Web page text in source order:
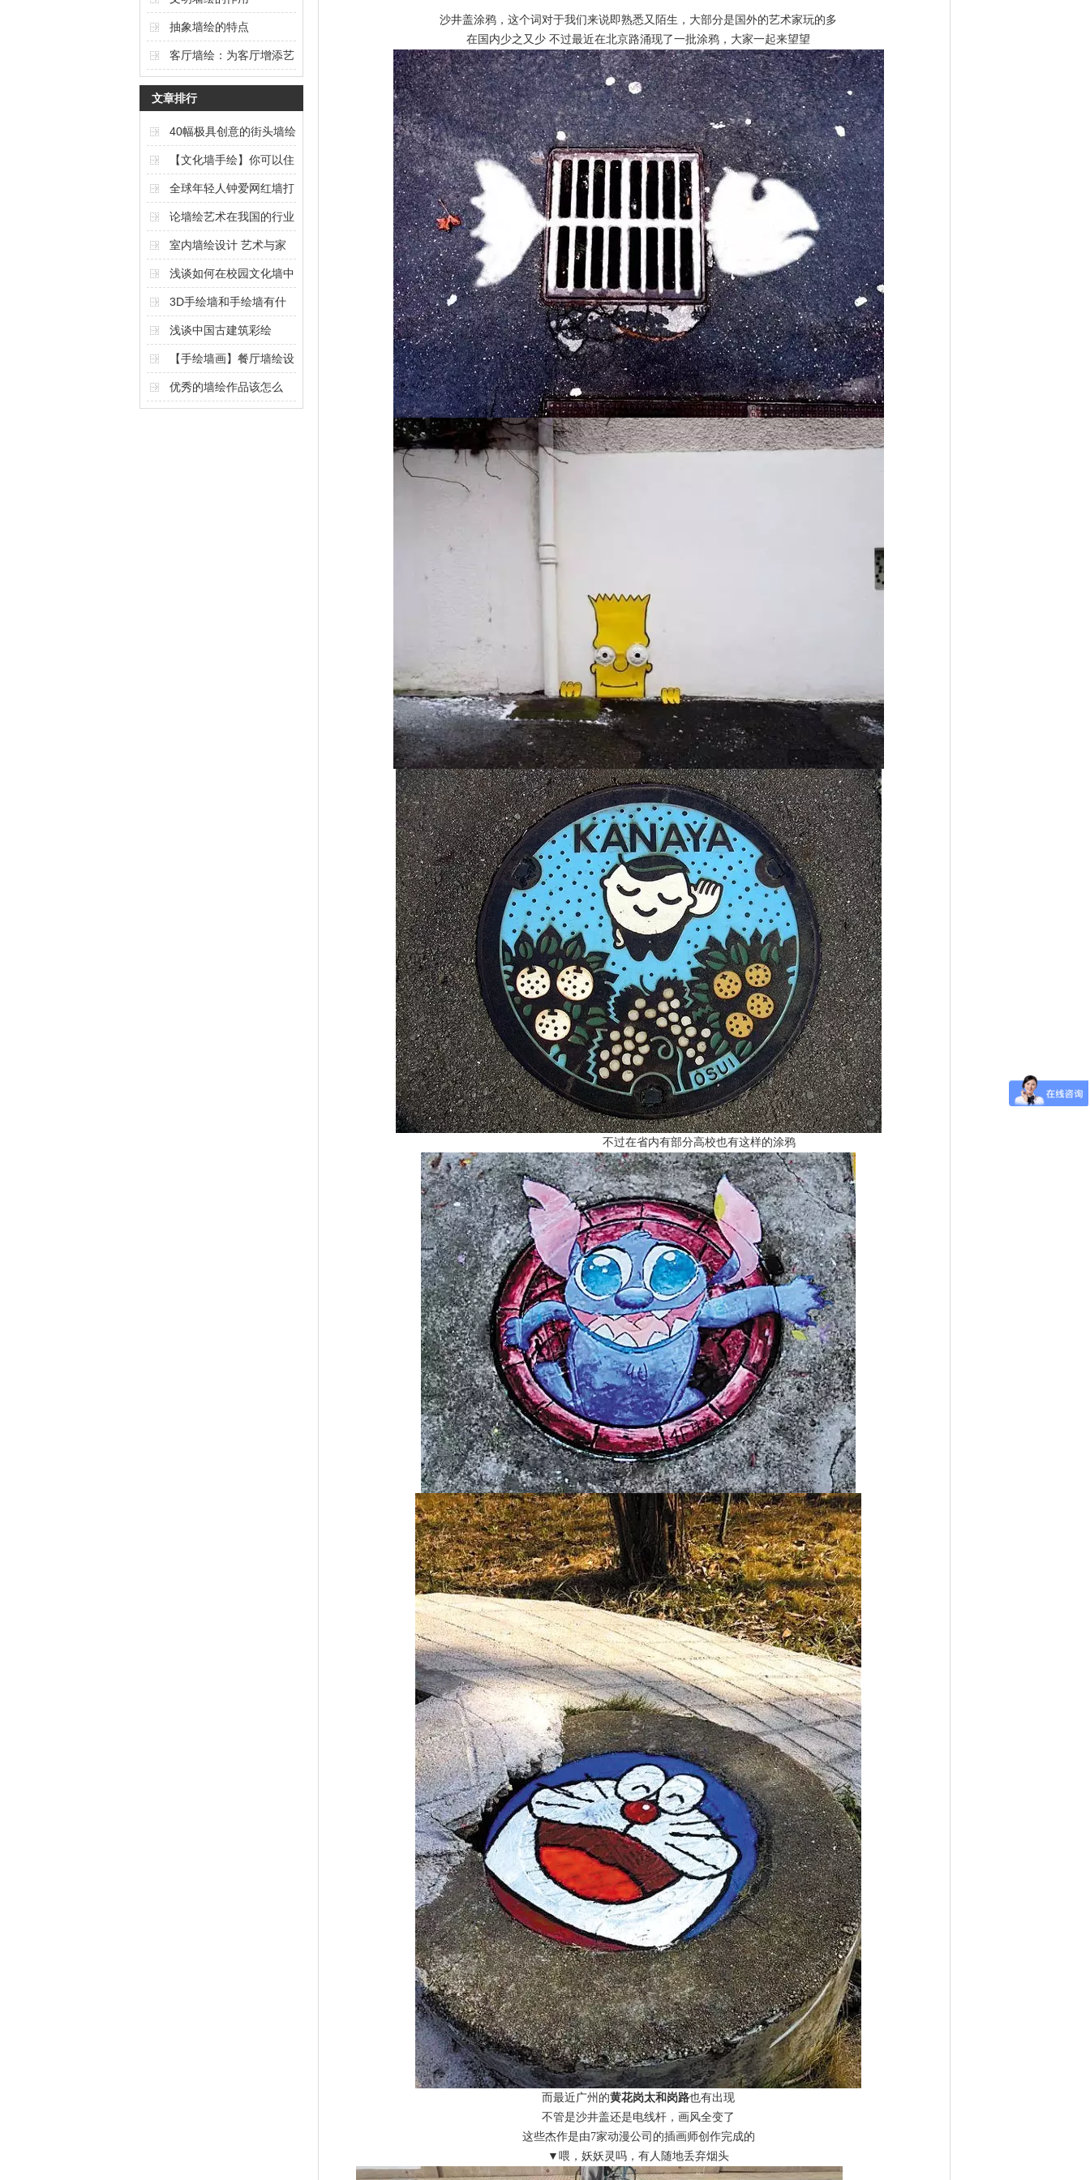
抽象墙绘的特点
客厅墙绘：为客厅增添艺
术氛围的独特选择
文章排行
40幅极具创意的街头墙绘
艺术作品欣赏（上篇）
【文化墙手绘】你可以住
在任何想要的风景里
全球年轻人钟爱网红墙打
卡
论墙绘艺术在我国的行业
现状与发展
室内墙绘设计 艺术与家
居的完美结合
浅谈如何在校园文化墙中
体现校园文化内涵
3D手绘墙和手绘墙有什
么区别
浅谈中国古建筑彩绘
【手绘墙画】餐厅墙绘设
计奥秘
优秀的墙绘作品该怎么
沙井盖涂鸦 ，这个词对于我们来说即熟悉又陌生，大部分是国外的艺术家玩的多
在国内少之又少 不过最近在北京路涌现了一批涂鸦，大家一起来望望
不过在省内有部分高校也有这样的涂鸦
而最近广州的黄花岗太和岗路也有出现
不管是沙井盖还是电线杆，画风全变了
这些杰作是由7家动漫公司的插画师创作完成的
▼喂，妖妖灵吗，有人随地丢弃烟头